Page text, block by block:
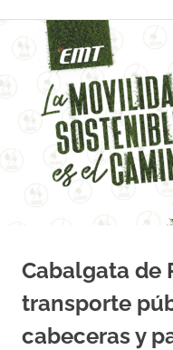
contenido
Cabalgata de
transporte
cabeceras y